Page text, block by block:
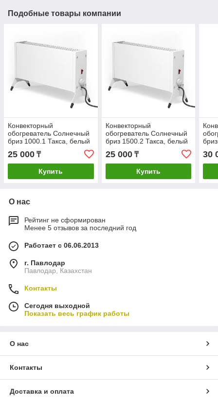
Подобные товары компании
Конвекторный
обогреватель Солнечный
бриз 1000.1 Такса, белый
25 000 ₸
Купить
Конвекторный
обогреватель Солнечный
бриз 1500.2 Такса, белый
25 000₸
Купить
30
О нас
Рейтинг не сформирован
Менее 5 отзывов за последний год
Работает с 06.06.2013
г. Павлодар
Павлодар, Казахстан
Контакты
Сегодня выходной
Показать весь график работы
О нас
Контакты
Доставка и оплата